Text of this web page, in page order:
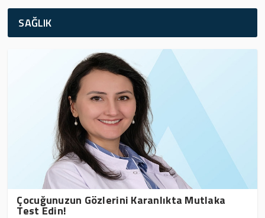
SAĞLIK
Çocuğunuzun Gözlerini Karanlıkta Mutlaka
Test Edin!